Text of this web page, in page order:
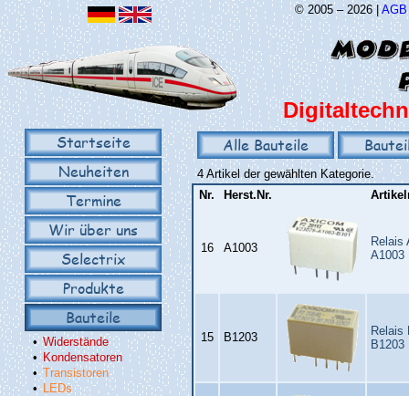
© 2005 – 2026 |AGB
Startseite
Neuheiten
Termine
Wir über uns
Selectrix
Produkte
Bauteile
• Widerstände
• Kondensatoren
•Transistoren
• LEDs
Alle Bauteile
4 Artikel der gewählten Kategorie.
Nr.
Herst.Nr.
16 A1003
Relais
A1003
15 B1203
Relais
B1203